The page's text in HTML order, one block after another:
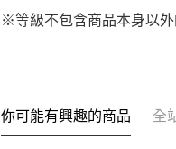
※等級不包含商品本身以
你可能有興趣的商品 全